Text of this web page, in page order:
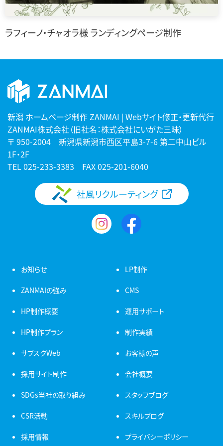
ラフィーノ・チャオラ様 ランディングページ制作
新潟 ホームページ制作 ZANMAI | Webサイト修正・更新代行
ZANMAI株式会社（旧社名：株式会社にいがた三昧）
〒 950-2004 新潟県新潟市西区平島3-7-6 第二中山ビル
1F・2F
TEL 025-233-3383 FAX 025-201-6040
社風リクルーティング
お知らせ
ZANMAIの強み
HP制作概要
HP制作プラン
サブスクWeb
採用サイト制作
LP制作
CMS
運用サポート
制作実績
お客様の声
会社概要
SDGs当社の取り組み
CSR活動
採用情報
スタッフブログ
スキルブログ
プライバシーポリシー